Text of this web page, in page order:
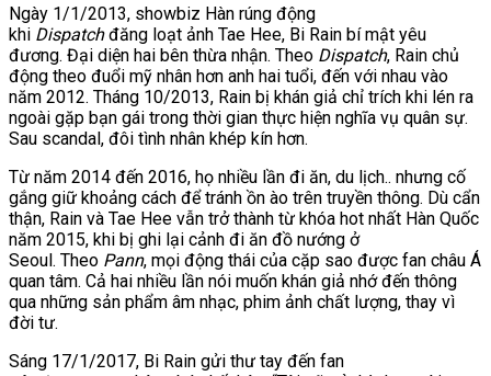
Ngày 1/1/2013, showbiz Hàn rúng động
khi Dispatchđăng loạt ảnh Tae Hee, Bi Rain bí mật yêu
đương. Đại diện hai bên thừa nhận. Theo Dispatch, Rain chủ
động theo đuổi mỹ nhân hơn anh hai tuổi, đến với nhau vào
năm 2012. Tháng 10/2013, Rain bị khán giả chỉ trích khi lén ra
ngoài gặp bạn gái trong thời gian thực hiện nghĩa vụ quân sự.
Sau scandal, đôi tình nhân khép kín hơn.
Từ năm 2014 đến 2016, họ nhiều lần đi ăn, du lịch.. nhưng cố
gắng giữ khoảng cách để tránh ồn ào trên truyền thông. Dù cẩn
thận, Rain và Tae Hee vẫn trở thành từ khóa hot nhất Hàn Quốc
năm 2015, khi bị ghi lại cảnh đi ăn đồ nướng ở
Seoul. Theo Pann, mọi động thái của cặp sao được fan châu Á
quan tâm. Cả hai nhiều lần nói muốn khán giả nhớ đến thông
qua những sản phẩm âm nhạc, phim ảnh chất lượng, thay vì
đời tư.
Sáng 17/1/2017, Bi Rain gửi thư tay đến fan